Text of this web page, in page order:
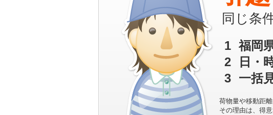
同じ条
1 福岡
2
日・
3 一括
荷物量や移動距
その理由は、得